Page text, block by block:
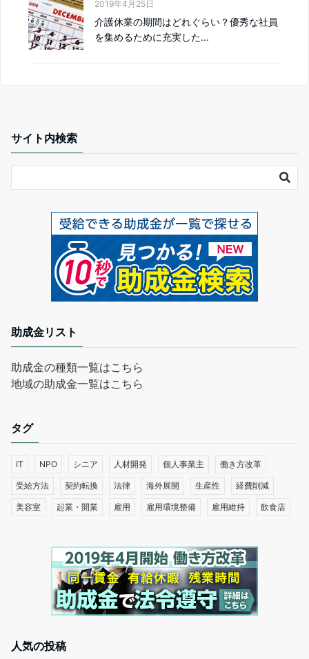
2019年4月25日
介護休業の期間はどれぐらい？優秀な社員
を集めるために充実した...
サイト内検索
助成金リスト
助成金の種類一覧はこちら
地域の助成金一覧はこちら
タグ
IT NPO シニア 人材開発 個人事業主 働き方改革
受給方法 契約転換 法律 海外展開 生産性 経費削減
美容室 起業・開業 雇用 雇用環境整備 雇用維持 飲食店
人気の投稿